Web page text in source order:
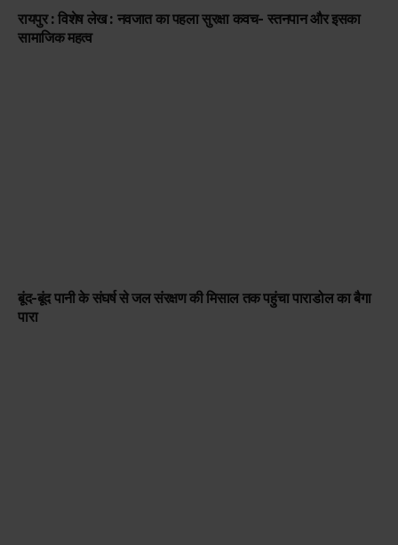
रायपुर : विशेष लेख : नवजात का पहला सुरक्षा कवच- स्तनपान और इसका
सामाजिक महत्व
बूंद-बूंद पानी के संघर्ष से जल संरक्षण की मिसाल तक पहुंचा पाराडोल का बैगा
पारा